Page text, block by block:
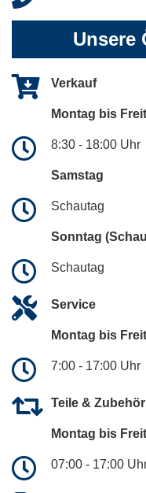
Unsere
Verkauf
Montag bis
8:30 - 18:00 Uhr
Samstag
Schautag
Sonntag
Schautag
Service
Montag bis
7:00 - 17:00 Uhr
Teile & Zubehör
Montag bis
07:00 - 17:00